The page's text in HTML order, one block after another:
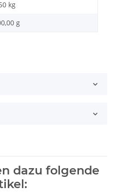
kg
g
dazu folgende